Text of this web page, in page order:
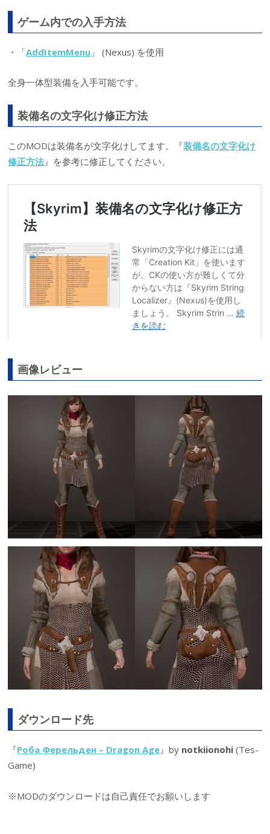
ゲーム内での入手方法
・「AddItemMenu 」 (Nexus) を使用
全身一体型装備を入手可能です。
装備名の文字化け修正方法
このMODは装備名が文字化けしてます。『装備名の文字化け
修正方法』を参考に修正してください。
画像レビュー
ダウンロード先
『Роба Ферельден – Dragon Age』by notkiionohi (Tes-
Game)
※MODのダウンロードは自己責任でお願いします